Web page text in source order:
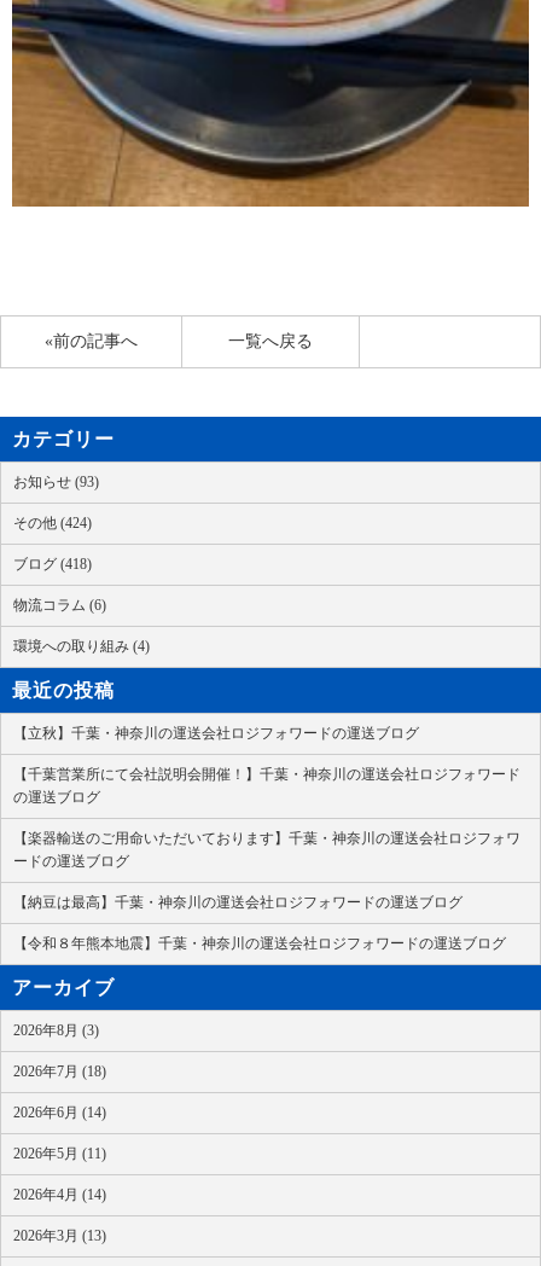
«前の記事へ 一覧へ戻る
カテゴリー
お知らせ (93)
その他 (424)
ブログ (418)
物流コラム (6)
環境への取り組み (4)
最近の投稿
【立秋】千葉・神奈川の運送会社ロジフォワードの運送ブログ
【千葉営業所にて会社説明会開催！】千葉・神奈川の運送会社ロジフォワード
の運送ブログ
【楽器輸送のご用命いただいております】千葉・神奈川の運送会社ロジフォワ
ードの運送ブログ
【納豆は最高】千葉・神奈川の運送会社ロジフォワードの運送ブログ
【令和８年熊本地震】千葉・神奈川の運送会社ロジフォワードの運送ブログ
アーカイブ
2026年8月 (3)
2026年7月 (18)
2026年6月 (14)
2026年5月 (11)
2026年4月 (14)
2026年3月 (13)